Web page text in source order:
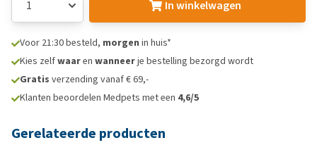
In winkelwagen
Voor 21:30 besteld, morgen in huis*
Kies zelfwaaren wanneerje bestelling bezorgd wordt
Gratis verzending vanaf € 69,-
Klanten beoordelen Medpets met een 4,6/5
Gerelateerde producten